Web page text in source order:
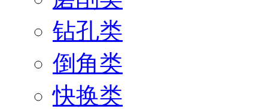
钻孔类
倒角类
快换类